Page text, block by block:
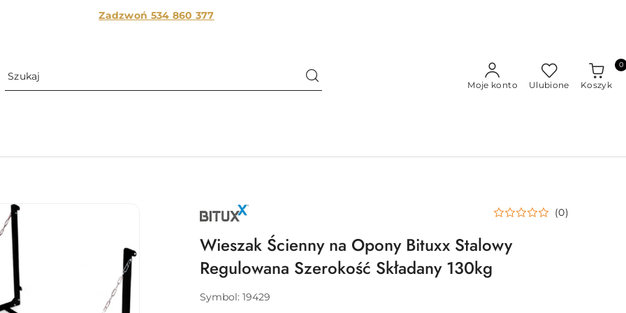
Zadzwoń 534 860 377
Moje konto Ulubione Koszyk
0
NAZWA
PRODUCENTA: (0)
Wieszak Ścienny na Opony Bituxx Stalowy
Regulowana Szerokość Składany 130kg
Symbol: 19429